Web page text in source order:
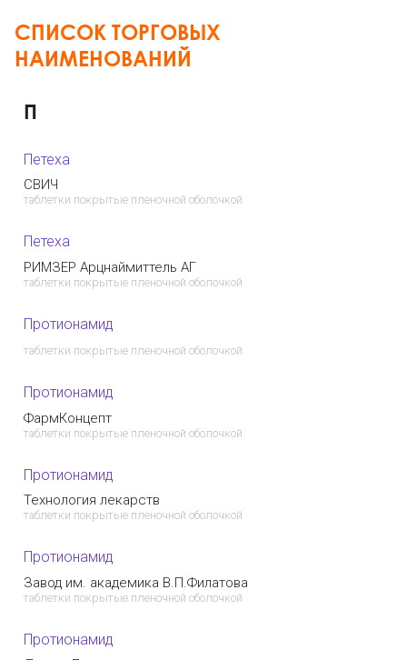
СПИСОК ТОРГОВЫХ
НАИМЕНОВАНИЙ
П
Петеха
СВИЧ
таблетки покрытые пленочной оболочкой
Петеха
РИМЗЕР Арцнаймиттель АГ
таблетки покрытые пленочной оболочкой
Протионамид
таблетки покрытые пленочной оболочкой
Протионамид
ФармКонцепт
таблетки покрытые пленочной оболочкой
Протионамид
Технология лекарств
таблетки покрытые пленочной оболочкой
Протионамид
Завод им. академика В.П.Филатова
таблетки покрытые пленочной оболочкой
Протионамид